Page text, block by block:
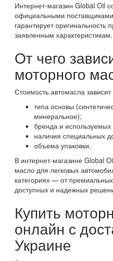
Интернет-магазин Global Oil
официальными
гарантирует оригинальность
заявленным характеристикам.
От чего
моторного
Стоимость автомасла
типа основы
минеральное);
бренда и используемых
наличия специальных
объема упаковки.
В интернет-магазине Global
масло для легковых
категориях — от
доступных и надежных
Купить
онлайн с
Украине